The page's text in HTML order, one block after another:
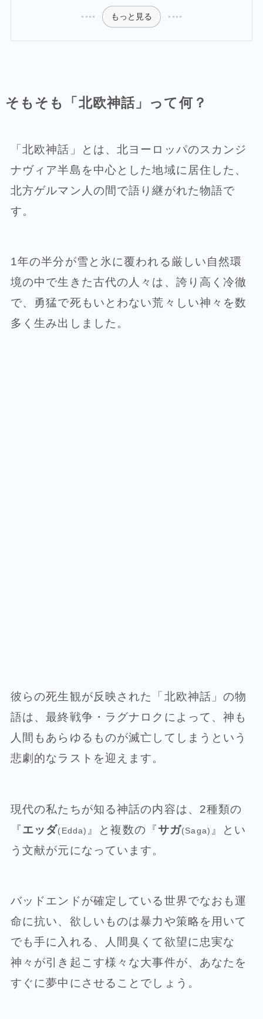
もっと見る
そもそも「北欧神話」って何？
「北欧神話」とは、北ヨーロッパのスカンジ
ナヴィア半島を中心とした地域に居住した、
北方ゲルマン人の間で語り継がれた物語で
す。
1年の半分が雪と氷に覆われる厳しい自然環
境の中で生きた古代の人々は、誇り高く冷徹
で、勇猛で死もいとわない荒々しい神々を数
多く生み出しました。
彼らの死生観が反映された「北欧神話」の物
語は、最終戦争・ラグナロクによって、神も
人間もあらゆるものが滅亡してしまうという
悲劇的なラストを迎えます。
現代の私たちが知る神話の内容は、2種類の
『エッダ(Edda) 』と複数の『サガ(Saga) 』とい
う文献が元になっています。
バッドエンドが確定している世界でなおも運
命に抗い、欲しいものは暴力や策略を用いて
でも手に入れる、人間臭くて欲望に忠実な
神々が引き起こす様々な大事件が、あなたを
すぐに夢中にさせることでしょう。